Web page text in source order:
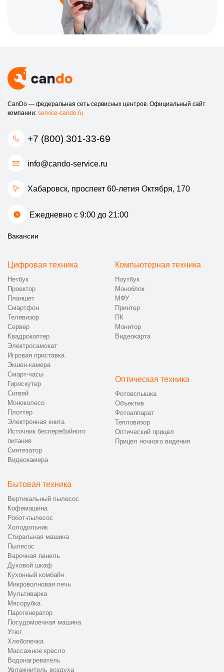
смартфоном Asus.
Обращайтесь к нам уже сегодня, чтобы ваш смартфон Asus
работал как новый!
CanDo — федеральная сеть сервисных центров. Официальный сайт
компании: service-cando.ru
+7 (800) 301-33-69
info@cando-service.ru
Хабаровск, проспект 60-летия Октября, 170
Ежедневно с 9:00 до 21:00
Вакансии
Цифровая техника
Нетбук
Проектор
Планшет
Смартфон
Телевизор
Сервер
Квадрокоптер
Электросамокат
Игровая приставка
Экшен-камера
Смарт-часы
Гироскутер
Сигвей
Моноколесо
Плоттер
Электронная книга
Источник бесперебойного
питания
Синтезатор
Видеокамера
Компьютерная техника
Ноутбук
Моноблок
МФУ
Принтер
ПК
Монитор
Видеокарта
Оптическая техника
Фотовспышка
Объектив
Фотоаппарат
Тепловизор
Оптический прицел
Прицел ночного видения
Бытовая техника
Вертикальный пылесос
Кофемашина
Робот-пылесос
Холодильник
Стиральная машина
Пылесос
Варочная панель
Духовой шкаф
Кухонный комбайн
Микроволновая печь
Мультиварка
Мясорубка
Парогенератор
Посудомоечная машина
Утюг
Хлебопечка
Массажное кресло
Водонагреватель
Увлажнитель воздуха